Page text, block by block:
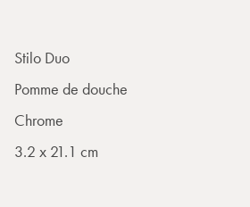
Stilo Duo
Pomme de douche
Chrome
3.2 x 21.1 cm